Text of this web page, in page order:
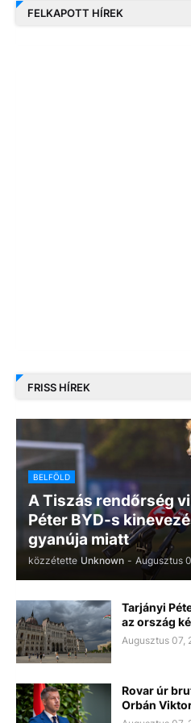
FELKAPOTT HÍREK
FRISS HÍREK
BELFÖLD
A Tiszás rendőrség
Péter BYD-s
gyanúja miatt
közzétette Unknown - Augusztus
Tarjányi
az ország
Augusztus 07,
Rovar úr
Orbán